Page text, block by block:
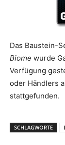
Das Baustein-
Biome wurde
Verfügung
oder Händlers
stattgefunden.
SCHLAGWORTE